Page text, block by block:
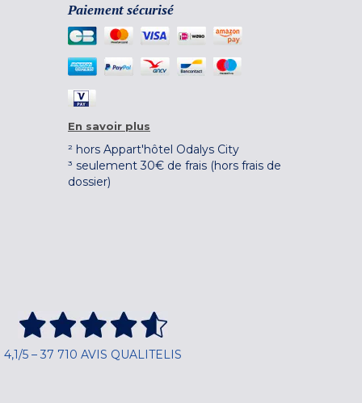
Paiement sécurisé
En savoir plus
² hors Appart'hôtel Odalys City
³ seulement 30€ de frais (hors frais de
dossier)
4,1/5 – 37 710 AVIS QUALITELIS